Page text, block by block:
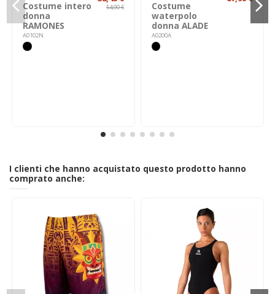
Costume intero
donna
RAMONES
A0102N
54,90 €
Costume
waterpolo
donna ALADE
A0200A
I clienti che hanno acquistato questo prodotto hanno
comprato anche: